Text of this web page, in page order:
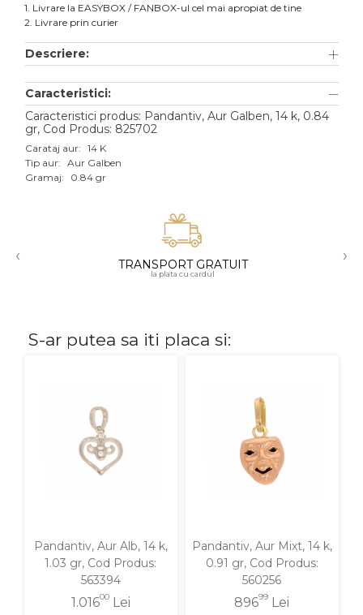
Pandantive
Accesorii
Aur galben
Aur alb
Aur roz
1. Livrare la EASYBOX / FANBOX-ul cel mai apropiat de tine
2. Livrare prin curier
Descriere:
Caracteristici:
Caracteristici produs: Pandantiv, Aur Galben, 14 k, 0.84
gr, Cod Produs: 825702
Carataj aur: 14 K
Tip aur: Aur Galben
Gramaj:
0.84 gr
‹ TRANSPORT GRATUIT
la plata cu cardul
›
S-ar putea sa iti placa si:
Pandantiv, Aur Alb, 14 k,
1.03 gr, Cod Produs:
563394
1.01600Lei
Pandantiv, Aur Mixt, 14 k,
0.91 gr, Cod Produs:
560256
89699 Lei